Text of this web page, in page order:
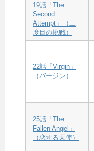
19話「The
Second
Attempt」（二
度目の挑戦）
22話「Virgin」
（バージン）
25話「The
Fallen Angel」
（恋する天使）